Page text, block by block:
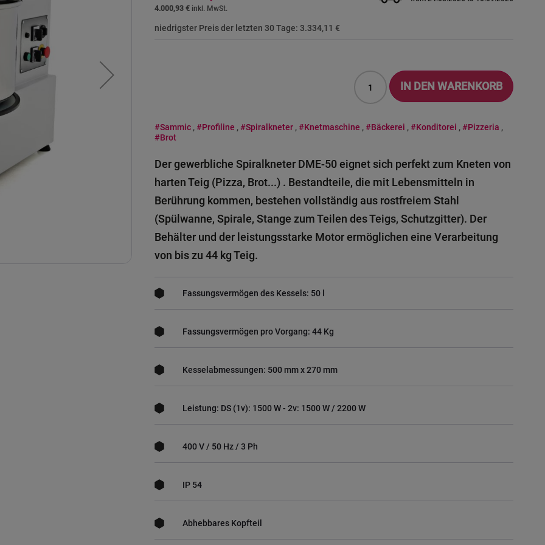
4.000,93 €
niedrigster Preis der letzten 30 Tage: 3.334,11 €
IN DEN WARENKORB
#Sammic , #Profiline , #Spiralkneter , #Knetmaschine , #Bäckerei , #Konditorei , #Pizzeria ,
#Brot
Der gewerbliche Spiralkneter DME-50 eignet sich perfekt zum Kneten von
harten Teig (Pizza, Brot...) . Bestandteile, die mit Lebensmitteln in
Berührung kommen, bestehen vollständig aus rostfreiem Stahl
(Spülwanne, Spirale, Stange zum Teilen des Teigs, Schutzgitter). Der
Behälter und der leistungsstarke Motor ermöglichen eine Verarbeitung
von bis zu 44 kg Teig.
Fassungsvermögen des Kessels: 50 l
Fassungsvermögen pro Vorgang: 44 Kg
Kesselabmessungen: 500 mm x 270 mm
Leistung: DS (1v): 1500 W - 2v: 1500 W / 2200 W
400 V / 50 Hz / 3 Ph
IP 54
Abhebbares Kopfteil